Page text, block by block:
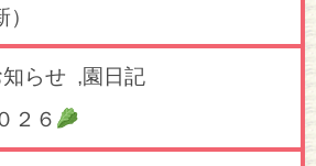
らせ ,園日記
２６